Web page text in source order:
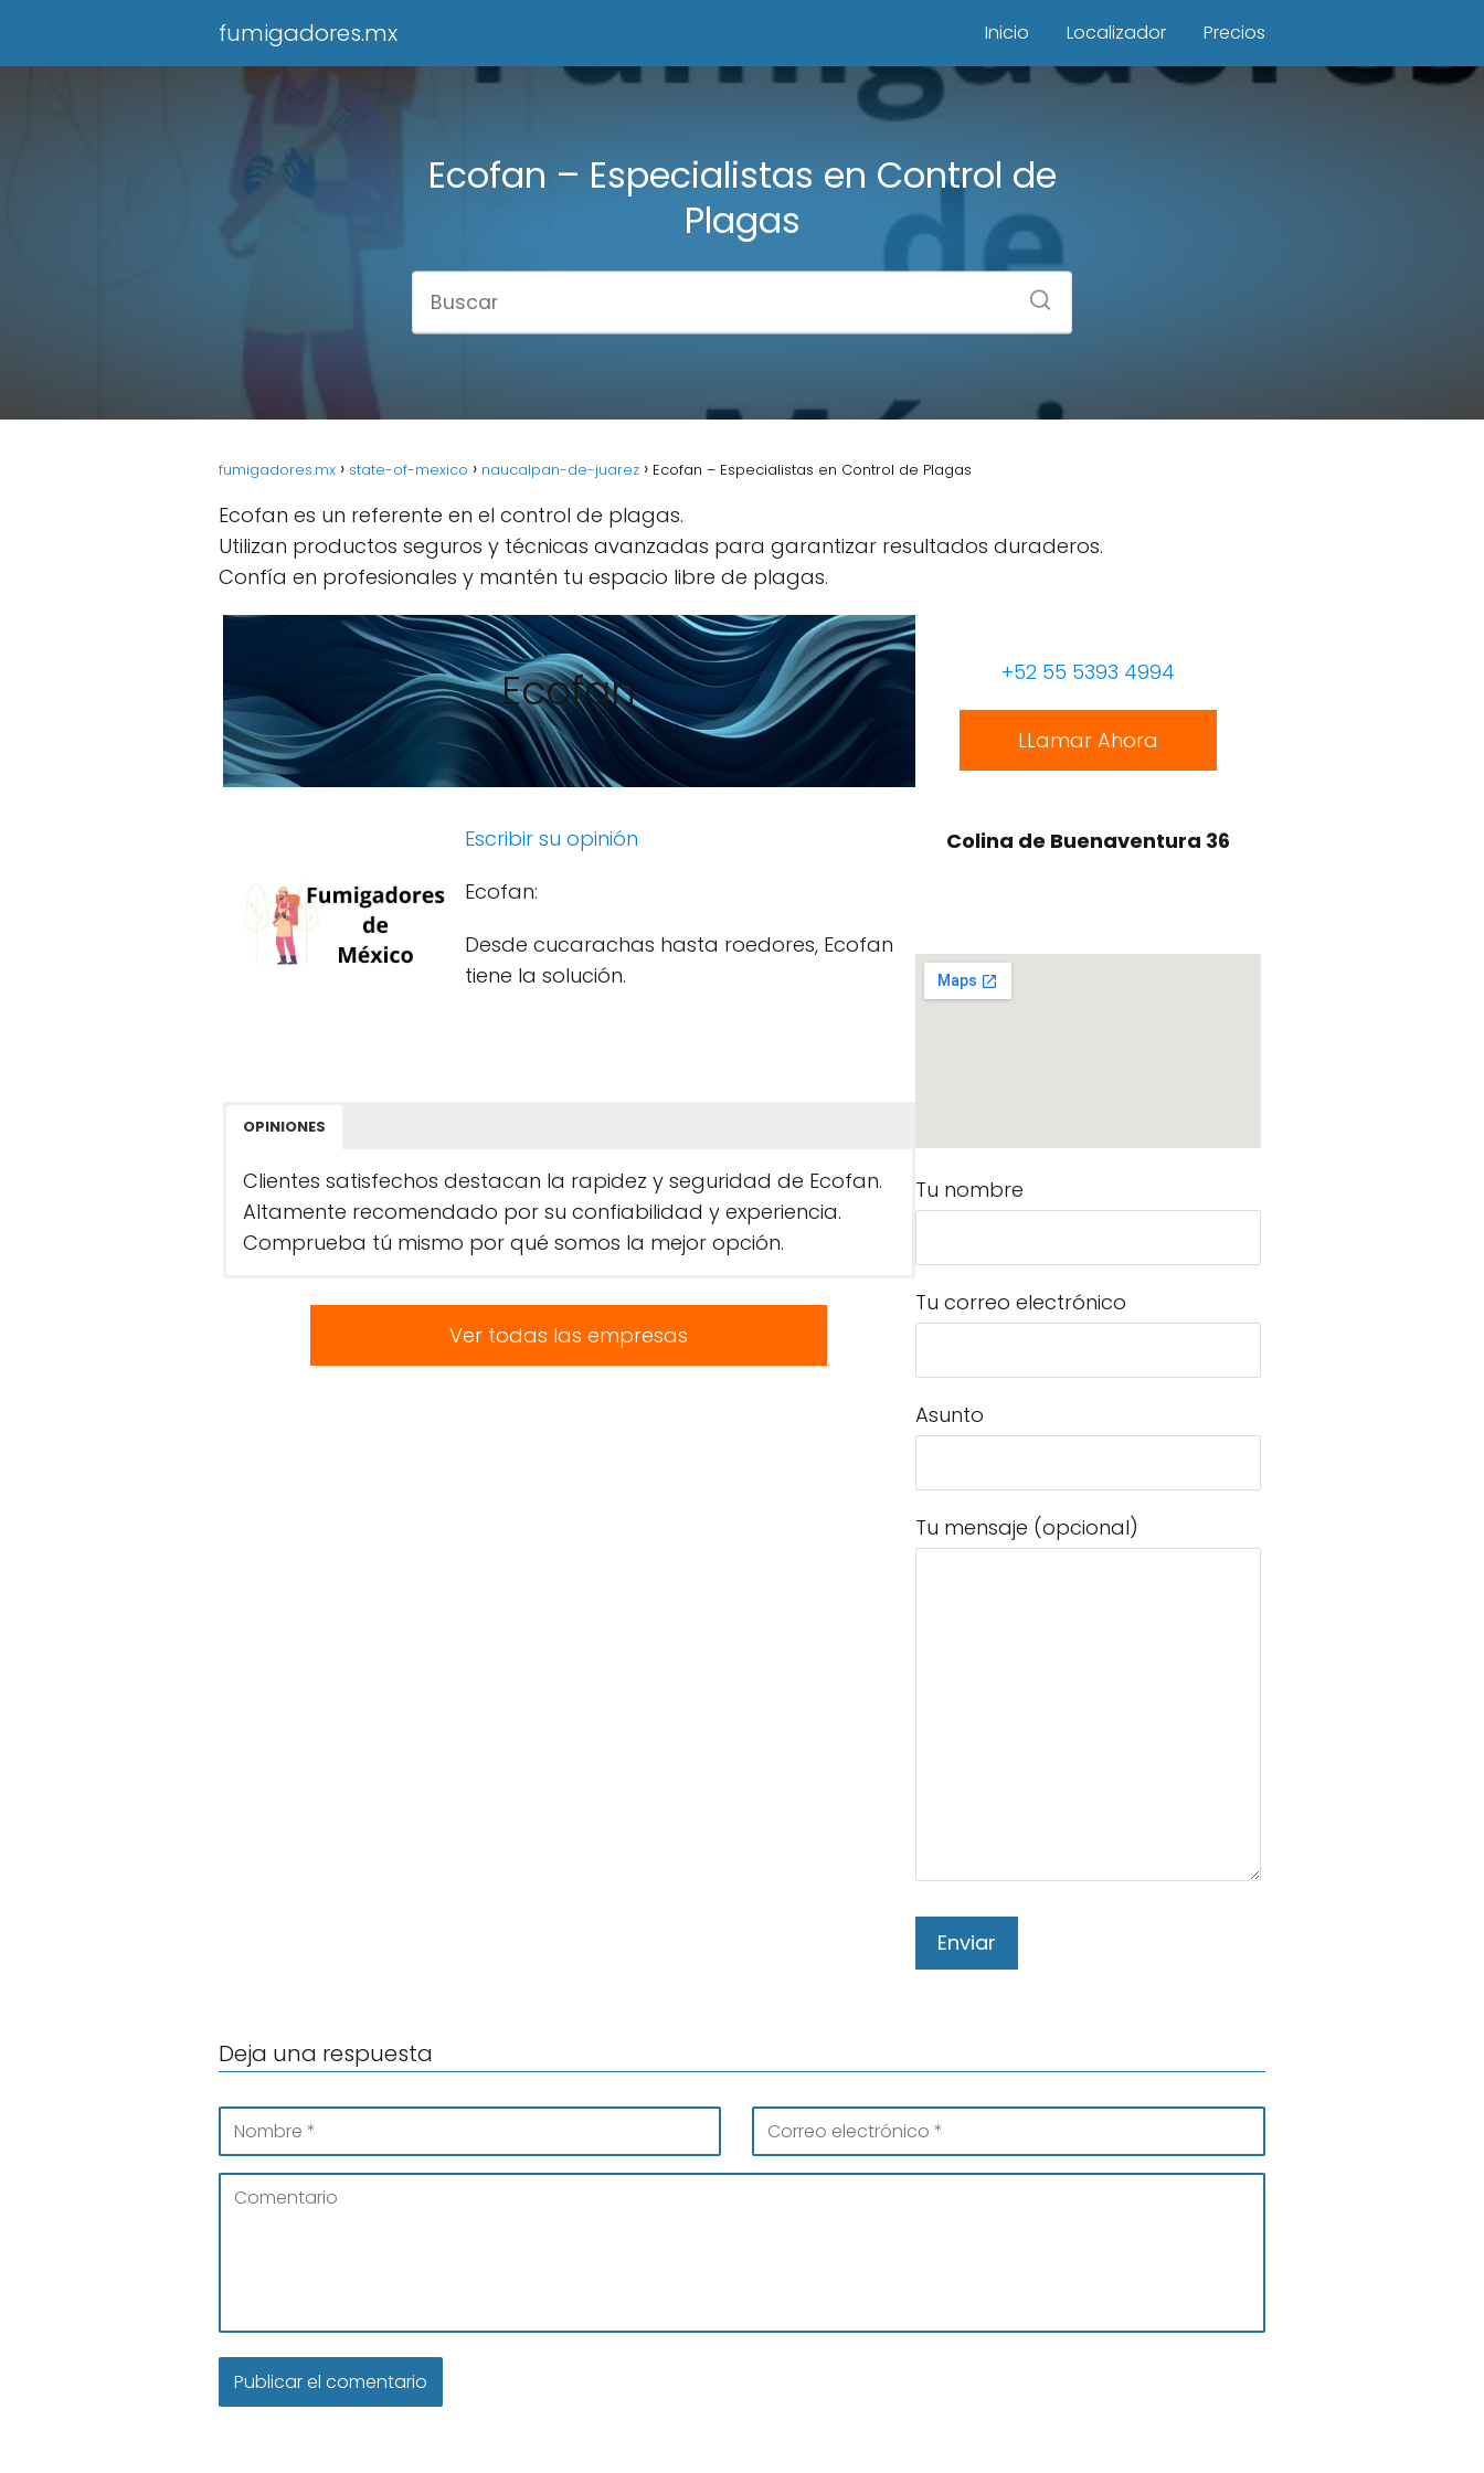
fumigadores.mx Inicio Localizador Precios
Ecofan – Especialistas en Control de
Plagas
fumigadores.mx state-of-mexico naucalpan-de-juarez Ecofan – Especialistas en Control de Plagas
Ecofan es un referente en el control de plagas.
Utilizan productos seguros y técnicas avanzadas para garantizar resultados duraderos.
Confía en profesionales y mantén tu espacio libre de plagas.
Ecofan
Escribir su opinión
Ecofan:
Desde cucarachas hasta roedores, Ecofan
tiene la solución.
OPINIONES
Clientes satisfechos destacan la rapidez y seguridad de Ecofan.
Altamente recomendado por su confiabilidad y experiencia.
Comprueba tú mismo por qué somos la mejor opción.
Ver todas las empresas
+52 55 5393 4994
LLamar Ahora
Colina de Buenaventura 36
Tu nombre
Tu correo electrónico
Asunto
Tu mensaje (opcional)
Deja una respuesta